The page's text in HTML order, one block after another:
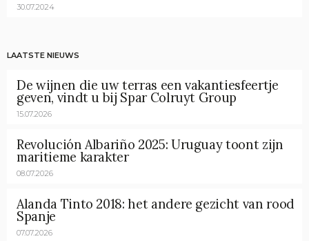
30.07.2024
LAATSTE NIEUWS
De wijnen die uw terras een vakantiesfeertje
geven, vindt u bij Spar Colruyt Group
15.07.2026
Revolución Albariño 2025: Uruguay toont zijn
maritieme karakter
08.07.2026
Alanda Tinto 2018: het andere gezicht van rood
Spanje
07.07.2026